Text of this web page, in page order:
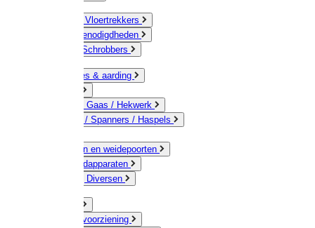
Bezems & Vloertrekkers
Schildersbenodigdheden
Borstels / Schrobbers
Accessoires & aarding
Geleiders / Gaas / Hekwerk
Verbinders / Spanners / Haspels
Doorgangen en weidepoorten
Schrikdraadapparaten
Afrastering Diversen
Drinkwatervoorziening